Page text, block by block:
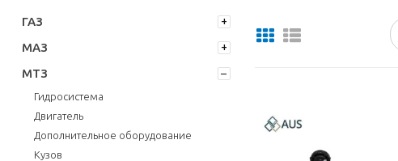
ГАЗ
МАЗ
МТЗ
Гидросистема
Двигатель
Дополнительное оборудование
Кузов